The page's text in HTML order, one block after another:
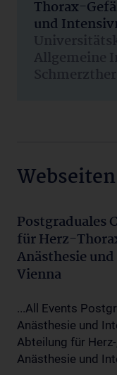
Thorax-
und
Allgemeine
Postgraduales
für Herz-
Anästhesie
Vienna
...All Events
Anästhesie und
Abteilung für
Anästhesie und